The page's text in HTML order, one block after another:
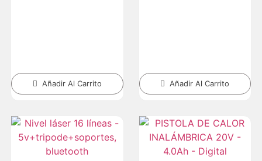
Añadir Al Carrito Añadir Al Carrito